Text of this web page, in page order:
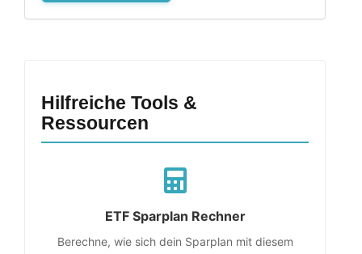
Hilfreiche Tools &
Ressourcen
ETF Sparplan Rechner
Berechne, wie sich dein Sparplan mit diesem